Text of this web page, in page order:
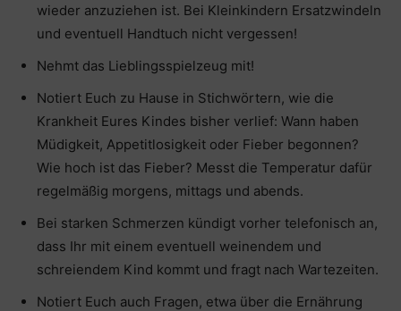
wieder anzuziehen ist. Bei Kleinkindern Ersatzwindeln
und eventuell Handtuch nicht vergessen!
Nehmt das Lieblingsspielzeug mit!
Notiert Euch zu Hause in Stichwörtern, wie die
Krankheit Eures Kindes bisher verlief: Wann haben
Müdigkeit, Appetitlosigkeit oder Fieber begonnen?
Wie hoch ist das Fieber? Messt die Temperatur dafür
regelmäßig morgens, mittags und abends.
Bei starken Schmerzen kündigt vorher telefonisch an,
dass Ihr mit einem eventuell weinendem und
schreiendem Kind kommt und fragt nach Wartezeiten.
Notiert Euch auch Fragen, etwa über die Ernährung